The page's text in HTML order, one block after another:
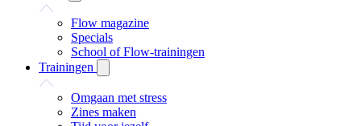
Flow magazine
Specials
School of Flow-trainingen
Trainingen
Omgaan met stress
Zines maken